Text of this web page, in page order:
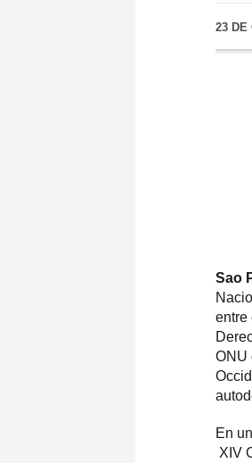
23 DE
Sao
entre
ONU
En
XIV